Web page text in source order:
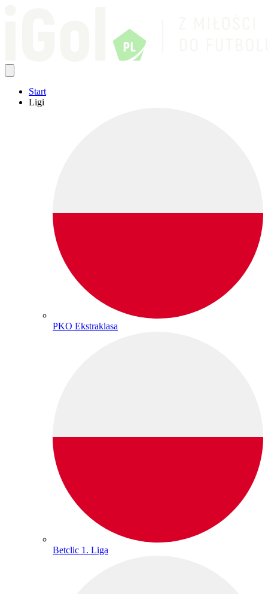
Start
Ligi
PKO Ekstraklasa
Betclic 1. Liga